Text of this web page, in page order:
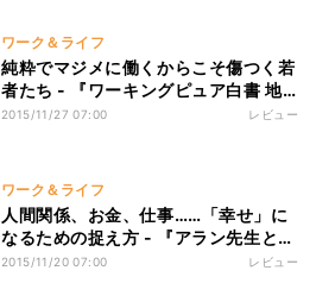
ワーク＆ライフ
純粋でマジメに働くからこそ傷つく若
者たち - 『ワーキングピュア白書 地
道にマジメに働く25歳世代』
2015/11/27 07:00 レビュー
ワーク＆ライフ
人間関係、お金、仕事……「幸せ」に
なるための捉え方 - 『アラン先生と不
幸な8人』
2015/11/20 07:00 レビュー